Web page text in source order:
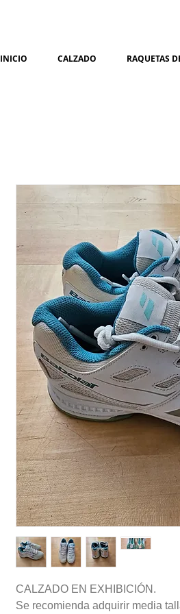
INICIO CALZADO RAQUETAS
CALZADO EN EXHIBICIÓN.
Se recomienda adquirir media